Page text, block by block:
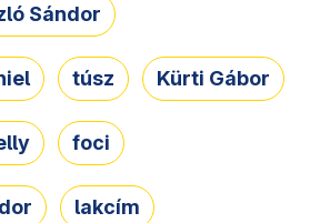
Sándor
túsz Kürti Gábor
foci
lakcím